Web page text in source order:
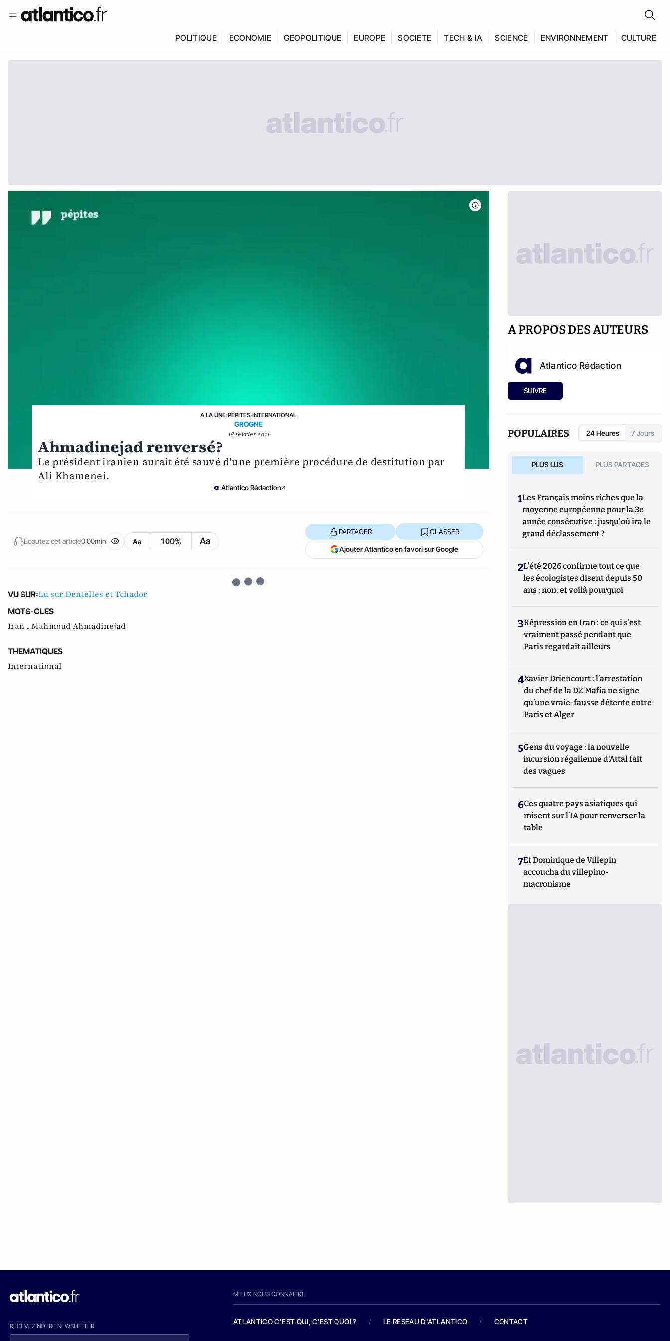
POLITIQUE ECONOMIE GEOPOLITIQUE EUROPE SOCIETE TECH & IA SCIENCE ENVIRONNEMENT CULTURE
A LA UNE›PÉPITES›INTERNATIONAL
GROGNE
18 février 2011
Ahmadinejad renversé?
Le président iranien aurait été sauvé d'une première procédure de destitution par
Ali Khamenei.
Atlantico Rédaction
Écoutez cet article0:00min Aa 100% Aa
PARTAGER CLASSER
Ajouter Atlantico en favori sur Google
VU SUR:Lu sur Dentelles et Tchador
MOTS-CLES
Iran , Mahmoud Ahmadinejad
THEMATIQUES
International
A PROPOS DES AUTEURS
Atlantico Rédaction
SUIVRE
POPULAIRES 24 Heures 7 Jours
PLUS LUS PLUS PARTAGES
1Les Français moins riches que la
moyenne européenne pour la 3e
année consécutive : jusqu'où ira le
grand déclassement ?
2L’été 2026 confirme tout ce que
les écologistes disent depuis 50
ans : non, et voilà pourquoi
3Répression en Iran : ce qui s'est
vraiment passé pendant que
Paris regardait ailleurs
4Xavier Driencourt : l’arrestation
du chef de la DZ Mafia ne signe
qu’une vraie-fausse détente entre
Paris et Alger
5Gens du voyage : la nouvelle
incursion régalienne d'Attal fait
des vagues
6Ces quatre pays asiatiques qui
misent sur l’IA pour renverser la
table
7Et Dominique de Villepin
accoucha du villepino-
macronisme
RECEVEZ NOTRE NEWSLETTER
MIEUX NOUS CONNAITRE
ATLANTICO C'EST QUI, C'EST QUOI ? / LE RESEAU D'ATLANTICO / CONTACT